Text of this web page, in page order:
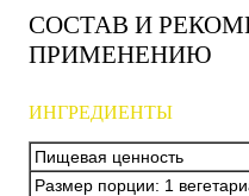
СОСТАВ И
ПРИМЕНЕНИЮ
ИНГРЕДИЕНТЫ
Пищевая ценность
Размер порции: 1